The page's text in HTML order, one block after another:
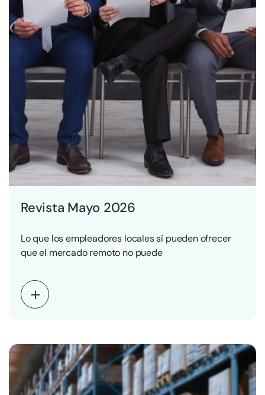
Revista Mayo 2026
Lo que los empleadores locales sí pueden ofrecer
que el mercado remoto no puede